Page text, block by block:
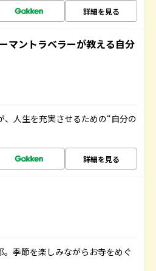
詳細を見る
マントラベラーが教える自分
人生を充実させるための“自分の
詳細を見る
季節を楽しみながらお寺をめぐ